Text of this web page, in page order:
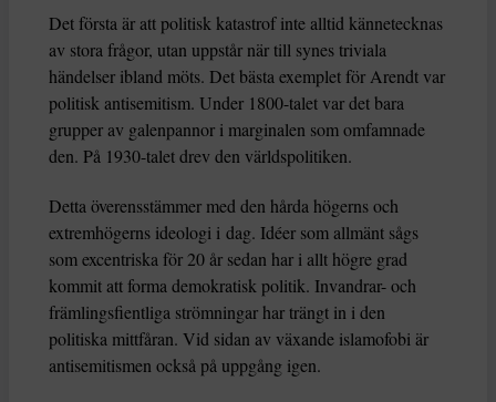
Det första är att politisk katastrof inte alltid kännetecknas
av stora frågor, utan uppstår när till synes triviala
händelser ibland möts. Det bästa exemplet för Arendt var
politisk antisemitism. Under 1800-talet var det bara
grupper av galenpannor i marginalen som omfamnade
den. På 1930-talet drev den världspolitiken.
Detta överensstämmer med den hårda högerns och
extremhögerns ideologi i dag. Idéer som allmänt sågs
som excentriska för 20 år sedan har i allt högre grad
kommit att forma demokratisk politik. Invandrar- och
främlingsfientliga strömningar har trängt in i den
politiska mittfåran. Vid sidan av växande islamofobi är
antisemitismen också på uppgång igen.